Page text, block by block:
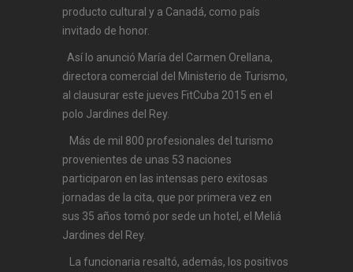
producto cultural y a Canadá, como país
invitado de honor.
Así lo anunció María del Carmen Orellana,
directora comercial del Ministerio de Turismo,
al clausurar este jueves FitCuba 2015 en el
polo Jardines del Rey.
Más de mil 800 profesionales del turismo
provenientes de unas 53 naciones
participaron en las intensas pero exitosas
jornadas de la cita, que por primera vez en
sus 35 años tomó por sede un hotel, el Meliá
Jardines del Rey.
La funcionaria resaltó, además, los positivos